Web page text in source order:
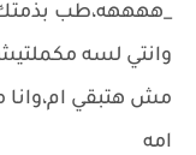
_ههههه،طب بذمتك
مش هتبقي ام،وانا
امه